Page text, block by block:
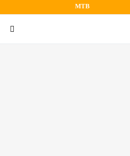
MTB